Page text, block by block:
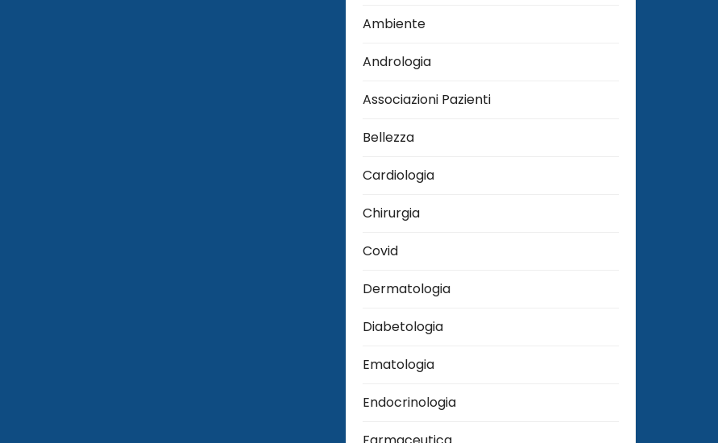
Ambiente
Andrologia
Associazioni Pazienti
Bellezza
Cardiologia
Chirurgia
Covid
Dermatologia
Diabetologia
Ematologia
Endocrinologia